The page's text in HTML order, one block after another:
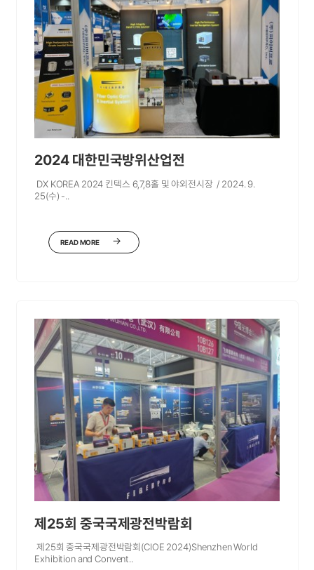
2024 대한민국방위산업전
DX KOREA 2024 킨텍스 6,7,8홀 및 야외전시장 / 2024. 9.
25(수) -..
READ MORE
제25회 중국국제광전박람회
제25회 중국국제광전박람회(CIOE 2024)Shenzhen World
Exhibition and Convent..